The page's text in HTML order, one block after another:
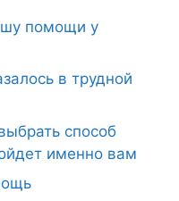
помощи у
в трудной
способ
именно вам